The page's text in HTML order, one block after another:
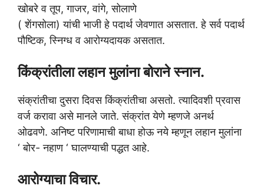
खोबरे व तूप, गाजर, वांगे, सोलाणे
( शेंगसोला) यांची भाजी हे पदार्थ जेवणात असतात. हे सर्व पदार्थ
पौष्टिक, स्निग्ध व आरोग्यदायक असतात.
किंक्रांतीला लहान मुलांना बोराने स्नान.
संक्रांतीचा दुसरा दिवस किंक्रांतीचा असतो. त्यादिवशी प्रवास
वर्ज करावा असे मानले जाते. संक्रांत येणे म्हणजे अनर्थ
ओढवणे. अनिष्ट परिणामाची बाधा होऊ नये म्हणून लहान मुलांना
‘ बोर- नहाण ‘ घालण्याची पद्धत आहे.
आरोग्याचा विचार.